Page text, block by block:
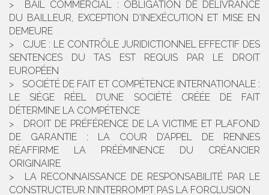
BAIL COMMERCIAL : OBLIGATION DE DÉLIVRANCE
DU BAILLEUR, EXCEPTION D'INEXÉCUTION ET MISE EN
DEMEURE
CJUE : LE CONTRÔLE JURIDICTIONNEL EFFECTIF DES
SENTENCES DU TAS EST REQUIS PAR LE DROIT
EUROPÉEN
SOCIÉTÉ DE FAIT ET COMPÉTENCE INTERNATIONALE :
LE SIÈGE RÉEL D’UNE SOCIÉTÉ CRÉÉE DE FAIT
DÉTERMINE LA COMPÉTENCE
DROIT DE PRÉFÉRENCE DE LA VICTIME ET PLAFOND
DE GARANTIE : LA COUR D’APPEL DE RENNES
RÉAFFIRME LA PRÉÉMINENCE DU CRÉANCIER
ORIGINAIRE
LA RECONNAISSANCE DE RESPONSABILITÉ PAR LE
CONSTRUCTEUR N’INTERROMPT PAS LA FORCLUSION